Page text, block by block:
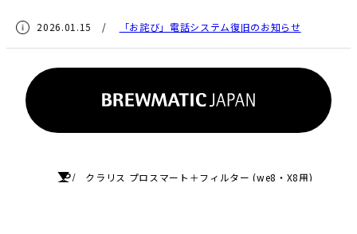
2026.01.15 / 「お詫び」電話システム復旧のお知らせ
HOMEクラリス プロスマート＋フィルター (we8・X8用)